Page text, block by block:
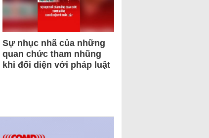
Sự nhục nhã của những
quan chức tham nhũng
khi đối diện với pháp luật